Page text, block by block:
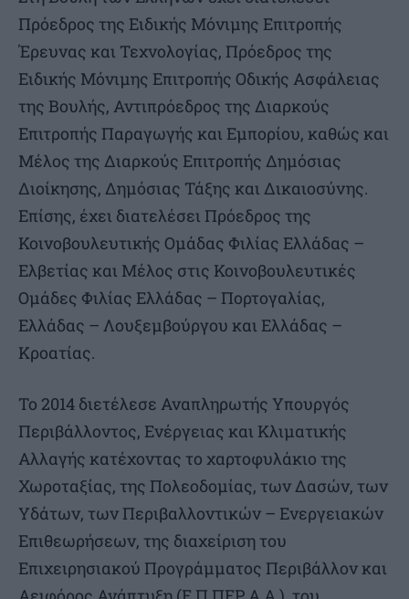
Πρόεδρος της Ειδικής Μόνιμης Επιτροπής
Έρευνας και Τεχνολογίας, Πρόεδρος της
Ειδικής Μόνιμης Επιτροπής Οδικής Ασφάλειας
της Βουλής, Αντιπρόεδρος της Διαρκούς
Επιτροπής Παραγωγής και Εμπορίου, καθώς και
Μέλος της Διαρκούς Επιτροπής Δημόσιας
Διοίκησης, Δημόσιας Τάξης και Δικαιοσύνης.
Επίσης, έχει διατελέσει Πρόεδρος της
Κοινοβουλευτικής Ομάδας Φιλίας Ελλάδας –
Ελβετίας και Μέλος στις Κοινοβουλευτικές
Ομάδες Φιλίας Ελλάδας – Πορτογαλίας,
Ελλάδας – Λουξεμβούργου και Ελλάδας –
Κροατίας.
Το 2014 διετέλεσε Αναπληρωτής Υπουργός
Περιβάλλοντος, Ενέργειας και Κλιματικής
Αλλαγής κατέχοντας το χαρτοφυλάκιο της
Χωροταξίας, της Πολεοδομίας, των Δασών, των
Υδάτων, των Περιβαλλοντικών – Ενεργειακών
Επιθεωρήσεων, της διαχείριση του
Επιχειρησιακού Προγράμματος Περιβάλλον και